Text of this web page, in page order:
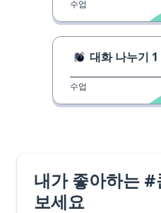
수업
대화 나누기 1
수업
내가 좋아하는
보세요